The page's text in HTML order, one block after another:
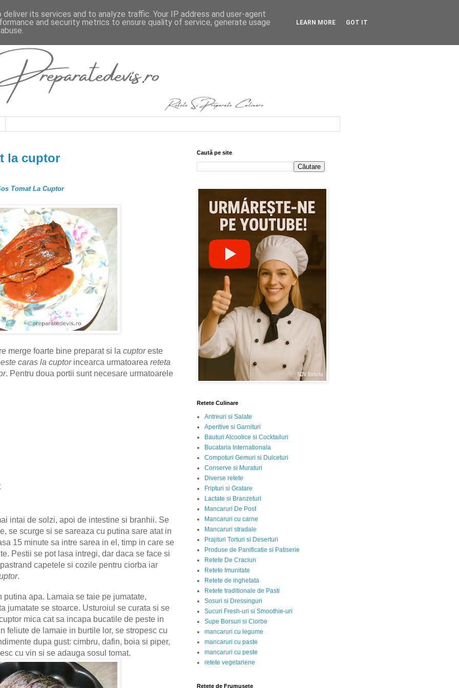
la cuptor
Tomat La Cuptor
merge foarte bine preparat si la cuptoreste
caras la cuptorincearca urmatoarea reteta
. Pentru doua portii sunt necesare urmatoarele
intai de solzi, apoi de intestine si branhii. Se
se scurge si se sareaza cu putina sare atat in
15 minute sa intre sarea in el, timp in care se
Pestii se pot lasa intregi, dar daca se face si
capetele si cozile pentru ciorba iar
.
apa. Lamaia se taie pe jumatate,
jumatate se stoarce. Usturoiul se curata si se
mica cat sa incapa bucatile de peste in
feliute de lamaie in burtile lor, se stropesc cu
dupa gust: cimbru, dafin, boia si piper,
cu vin si se adauga sosul tomat.
Caută pe site
Retete Culinare
Antreuri si Salate
Aperitive si Garnituri
Bauturi Alcoolice si Cocktailuri
Bucataria Internationala
Compoturi Gemuri si Dulceturi
Conserve si Muraturi
Diverse retete
Fripturi si Gratare
Lactate si Branzeturi
Mancaruri De Post
Mancaruri cu carne
Mancaruri stradale
Prajituri Torturi si Deserturi
Produse de Panificatie si Patiserie
Retete De Craciun
Retete Imunitate
Retete de inghetata
Retete traditionale de Pasti
Sosuri si Dressinguri
Sucuri Fresh-uri si Smoothie-uri
Supe Borsuri si Ciorbe
mancaruri cu legume
mancaruri cu paste
mancaruri cu peste
retete vegetariene
Retete de Frumusete
its services and to analyze traffic. Your IP address and user-agent
and security metrics to ensure quality of service, generate usage
LEARN MORE GOT IT